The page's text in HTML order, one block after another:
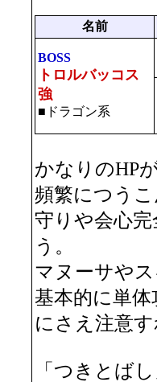
名前
BOSS
トロルバッコス
強
■ドラゴン系
かなりのHP
頻繁につう
守りや会心
う。
マヌーサや
基本的に単
にさえ注意
「つきとば